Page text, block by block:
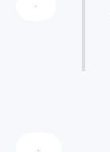
et magnis